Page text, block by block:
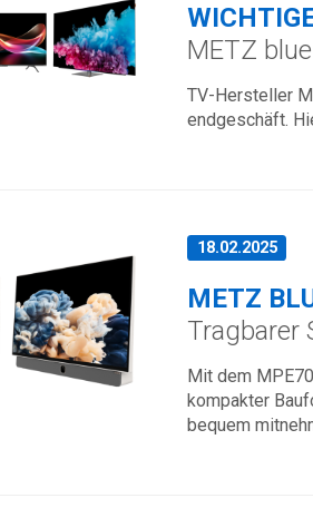
METZ blue
TV-Hersteller
endgeschäft.
18.02.2025
METZ
Tragbarer
Mit dem
kompakter
bequem